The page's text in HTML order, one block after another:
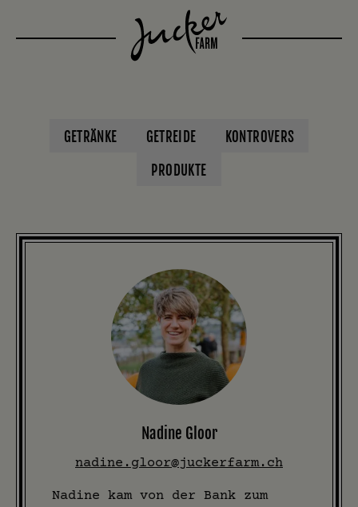
GETRÄNKE GETREIDE
KONTROVERS
PRODUKTE
Nadine Gloor
nadine.gloor@juckerfarm.ch
Nadine kam von der Bank zum